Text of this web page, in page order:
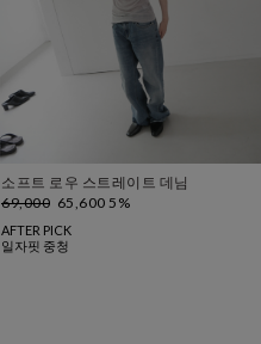
소프트 로우 스트레이트 데님
69,000 65,600 5%
AFTER PICK
일자핏 중청